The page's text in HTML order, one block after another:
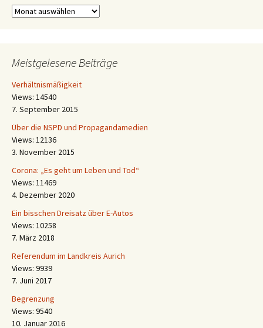
Archiv
Meistgelesene Beiträge
Verhältnismäßigkeit
Views: 14540
7. September 2015
Über die NSPD und Propagandamedien
Views: 12136
3. November 2015
Corona: „Es geht um Leben und Tod“
Views: 11469
4. Dezember 2020
Ein bisschen Dreisatz über E-Autos
Views: 10258
7. März 2018
Referendum im Landkreis Aurich
Views: 9939
7. Juni 2017
Begrenzung
Views: 9540
10. Januar 2016